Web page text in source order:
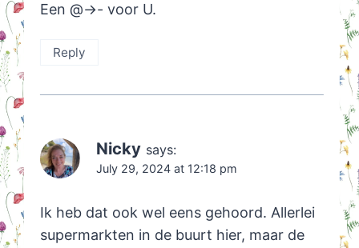
Een @->- voor U.
Reply
Nicky says:
July 29, 2024 at 12:18 pm
Ik heb dat ook wel eens gehoord. Allerlei
supermarkten in de buurt hier, maar de